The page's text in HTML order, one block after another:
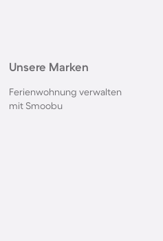
Hinterglemm
Westerwald
Norditalien
Unsere Marken
Ferienwohnung verwalten
mit Smoobu